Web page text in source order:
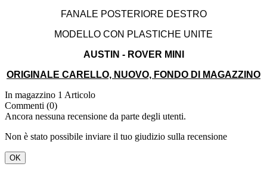
FANALE POSTERIORE DESTRO
MODELLO CON PLASTICHE UNITE
AUSTIN - ROVER MINI
ORIGINALE CARELLO, NUOVO, FONDO DI MAGAZZINO
In magazzino 1 Articolo
Commenti (0)
Ancora nessuna recensione da parte degli utenti.
Non è stato possibile inviare il tuo giudizio sulla recensione
OK